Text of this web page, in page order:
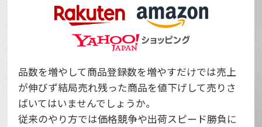
品数を増やして商品登録数を増やすだけでは売上
が伸びず結局売れ残った商品を値下げして売りさ
ばいてはいませんでしょうか。
従来のやり方では価格競争や出荷スピード勝負に